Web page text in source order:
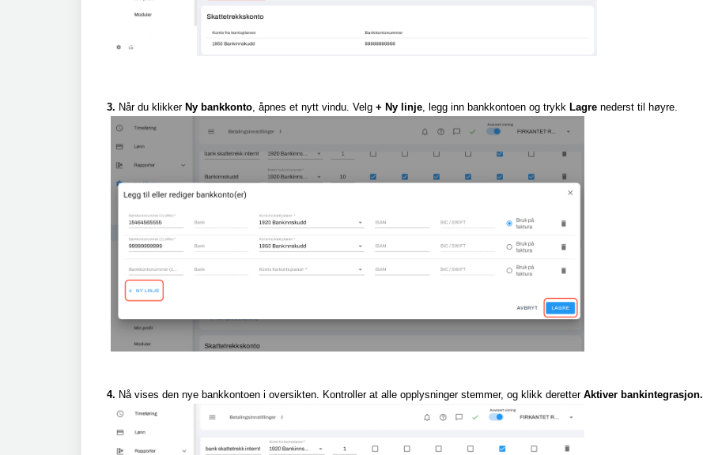
3. Når du klikkerNy bankkonto, åpnes et nytt vindu. Velg + Ny linje, legg inn bankkontoen og trykk Lagre nederst til høyre.
4. Nå vises den nye bankkontoen i oversikten. Kontroller at alle opplysninger stemmer, og klikk deretterAktiver bankintegrasjon.